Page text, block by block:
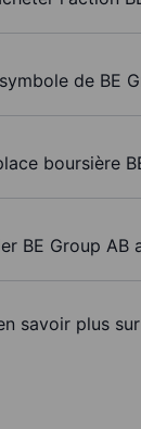
de BE
boursière
BE Group AB
savoir plus